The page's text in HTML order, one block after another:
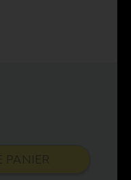
PANIER